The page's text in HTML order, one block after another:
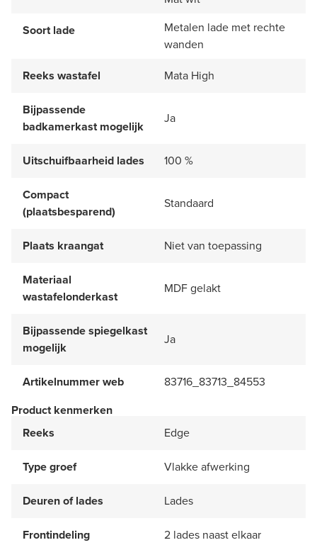
Soort lade
Metalen lade met rechte
wanden
Reeks wastafel
Mata High
Bijpassende
badkamerkast mogelijk
Ja
Uitschuifbaarheid lades 100 %
Compact
(plaatsbesparend)
Standaard
Plaats kraangat Niet van toepassing
Materiaal
wastafelonderkast
MDF gelakt
Bijpassende spiegelkast
mogelijk
Ja
Artikelnummer web
83716_83713_84553
Product kenmerken
Reeks
Edge
Type groef Vlakke afwerking
Deuren of lades Lades
Frontindeling 2 lades naast elkaar